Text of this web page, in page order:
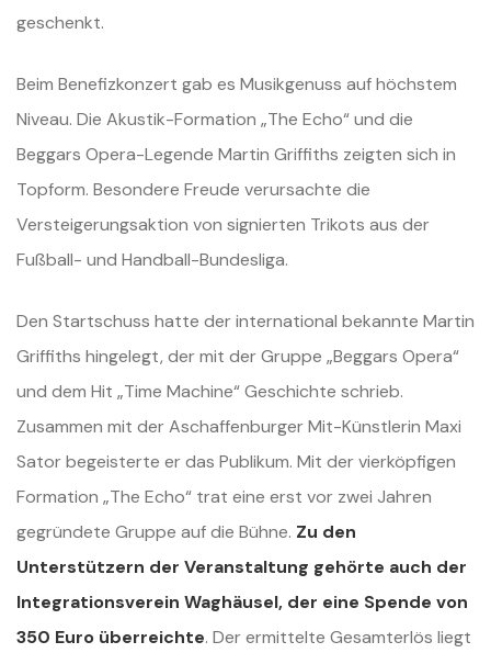
geschenkt.
Beim Benefizkonzert gab es Musikgenuss auf höchstem
Niveau. Die Akustik-Formation „The Echo“ und die
Beggars Opera-Legende Martin Griffiths zeigten sich in
Topform. Besondere Freude verursachte die
Versteigerungsaktion von signierten Trikots aus der
Fußball- und Handball-Bundesliga.
Den Startschuss hatte der international bekannte Martin
Griffiths hingelegt, der mit der Gruppe „Beggars Opera“
und dem Hit „Time Machine“ Geschichte schrieb.
Zusammen mit der Aschaffenburger Mit-Künstlerin Maxi
Sator begeisterte er das Publikum. Mit der vierköpfigen
Formation „The Echo“ trat eine erst vor zwei Jahren
gegründete Gruppe auf die Bühne. Zu den
Unterstützern der Veranstaltung gehörte auch der
Integrationsverein Waghäusel, der eine Spende von
350 Euro überreichte. Der ermittelte Gesamterlös liegt